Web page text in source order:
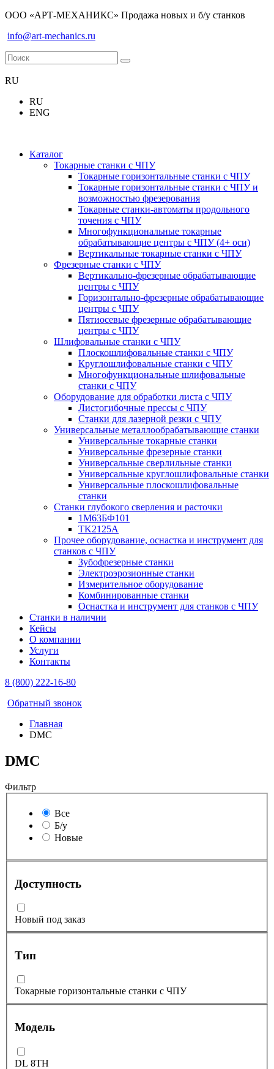
ООО «АРТ-МЕХАНИКС» Продажа новых и б/у станков
info@art-mechanics.ru
RU
RU
ENG
Каталог
Токарные станки с ЧПУ
Токарные горизонтальные станки с ЧПУ
Токарные горизонтальные станки с ЧПУ и
возможностью фрезерования
Токарные станки-автоматы продольного
точения с ЧПУ
Многофункциональные токарные
обрабатывающие центры с ЧПУ (4+ оси)
Вертикальные токарные станки с ЧПУ
Фрезерные станки с ЧПУ
Вертикально-фрезерные обрабатывающие
центры с ЧПУ
Горизонтально-фрезерные обрабатывающие
центры с ЧПУ
Пятиосевые фрезерные обрабатывающие
центры с ЧПУ
Шлифовальные станки с ЧПУ
Плоскошлифовальные станки с ЧПУ
Круглошлифовальные станки с ЧПУ
Многофункциональные шлифовальные
станки с ЧПУ
Оборудование для обработки листа с ЧПУ
Листогибочные прессы с ЧПУ
Станки для лазерной резки с ЧПУ
Универсальные металлообрабатывающие станки
Универсальные токарные станки
Универсальные фрезерные станки
Универсальные сверлильные станки
Универсальные круглошлифовальные станки
Универсальные плоскошлифовальные
станки
Станки глубокого сверления и расточки
1М63БФ101
TK2125A
Прочее оборудование, оснастка и инструмент для
станков с ЧПУ
Зубофрезерные станки
Электроэрозионные станки
Измерительное оборудование
Комбинированные станки
Оснастка и инструмент для станков с ЧПУ
Станки в наличии
Кейсы
О компании
Услуги
Контакты
8 (800) 222-16-80
Обратный звонок
Главная
DMC
DMC
Фильтр
Все
Б/у
Новые
Доступность
Новый под заказ
Тип
Токарные горизонтальные станки с ЧПУ
Модель
DL 8TH